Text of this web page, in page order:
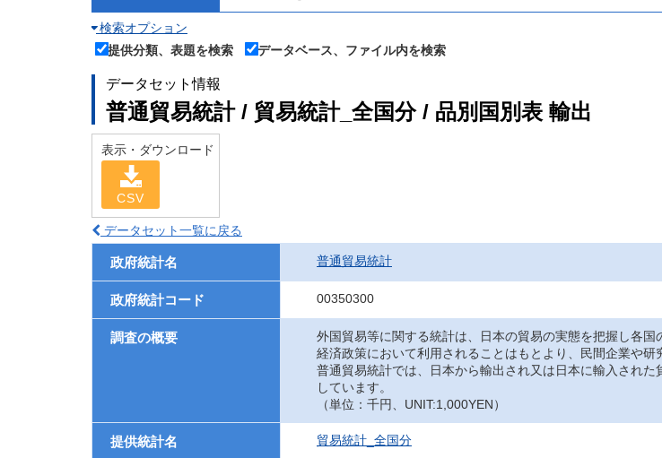
検索オプション
提供分類、表題を検索
データベース、ファイル内を検索
データセット情報
普通貿易統計 / 貿易統計_全国分 / 品別国別表 輸出
表示・ダウンロード
CSV
データセット一覧に戻る
政府統計名 普通貿易統計
政府統計コード 00350300
調査の概要
外国貿易等に関する統計は、日本の貿易の実態を把握し各
経済政策において利用されることはもとより、民間企業や研
普通貿易統計では、日本から輸出され又は日本に輸入され
しています。
（単位：千円、UNIT:1,000YEN）
提供統計名 貿易統計_全国分